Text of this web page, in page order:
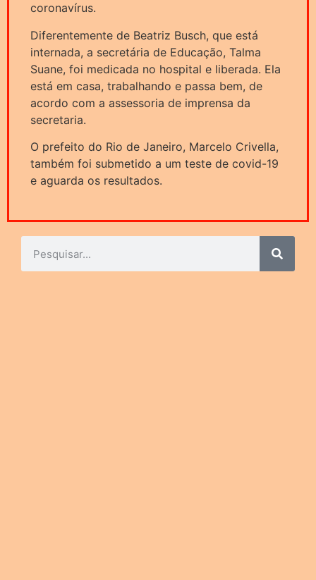
coronavírus.
Diferentemente de Beatriz Busch, que está
internada, a secretária de Educação, Talma
Suane, foi medicada no hospital e liberada. Ela
está em casa, trabalhando e passa bem, de
acordo com a assessoria de imprensa da
secretaria.
O prefeito do Rio de Janeiro, Marcelo Crivella,
também foi submetido a um teste de covid-19
e aguarda os resultados.